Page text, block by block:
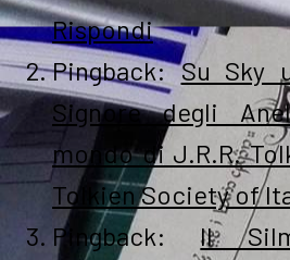
Rispondi
Pingback:Su Sky
Signore degli
mondo di J.R.R.
Tolkien Society of
Pingback:Il